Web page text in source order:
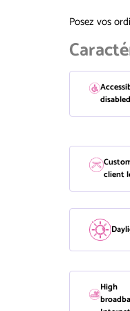
Posez vos
client
High